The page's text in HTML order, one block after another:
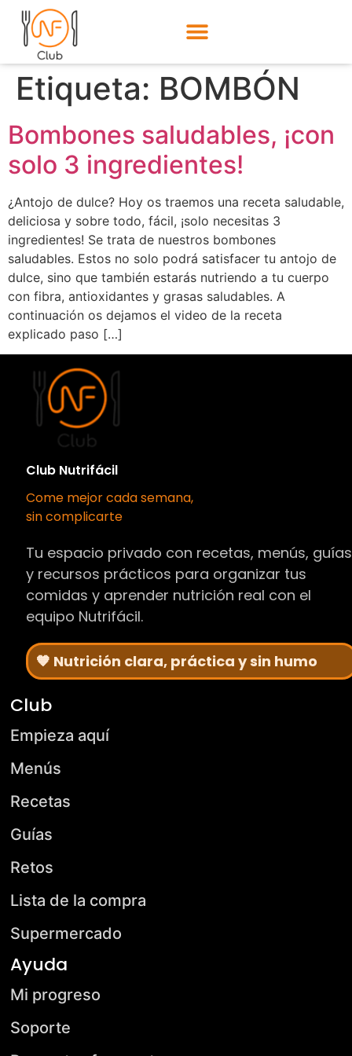
Etiqueta: BOMBÓN
Bombones saludables, ¡con
solo 3 ingredientes!
¿Antojo de dulce? Hoy os traemos una receta saludable,
deliciosa y sobre todo, fácil, ¡solo necesitas 3
ingredientes! Se trata de nuestros bombones
saludables. Estos no solo podrá satisfacer tu antojo de
dulce, sino que también estarás nutriendo a tu cuerpo
con fibra, antioxidantes y grasas saludables. A
continuación os dejamos el video de la receta
explicado paso […]
Club Nutrifácil
Come mejor cada semana,
sin complicarte
Tu espacio privado con recetas, menús, guías
y recursos prácticos para organizar tus
comidas y aprender nutrición real con el
equipo Nutrifácil.
🧡 Nutrición clara, práctica y sin humo
Club
Empieza aquí
Menús
Recetas
Guías
Retos
Lista de la compra
Supermercado
Ayuda
Mi progreso
Soporte